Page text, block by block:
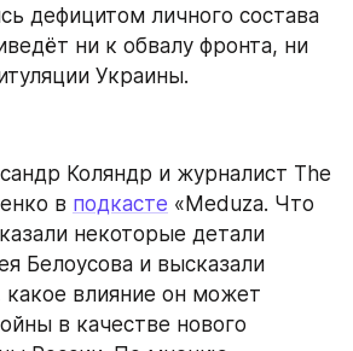
дефицитом личного состава
ни к обвалу фронта, ни
Украины.
Коляндр и журналист The
в подкасте «Meduza. Что
некоторые детали
Белоусова и высказали
влияние он может
в качестве нового